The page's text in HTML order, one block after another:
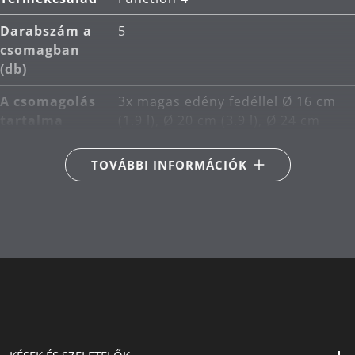
Anyag: Cromargan® rozsdamentes acél, amely
méretben stabil, mosogatógépben mosható,
saválló, korrózióálló és rendkívül karcálló.
Tisztítás: mosogatógépben mosható.
Darabszám a
csomagban
(db)
5
A csomagolás
3x magas edény fedéllel Ø 16 cm
cm (1.4 l), 1x főzőbetét Ø 20 cm
kompatibilis
tűzhelyekhez
TOVÁBBI INFORMÁCIÓK